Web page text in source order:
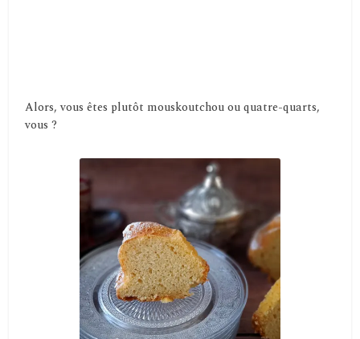
Alors, vous êtes plutôt mouskoutchou ou quatre-quarts,
vous ?